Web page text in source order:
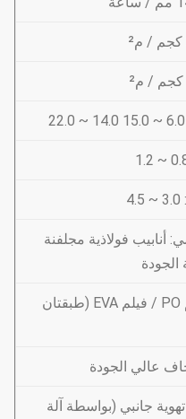
أنابيب فولاذية مجلفنة
مادة التغطية: فيلم PO / فيلم EVA (طبقتان
عالي الجودة
جانبي (بواسطة آلة